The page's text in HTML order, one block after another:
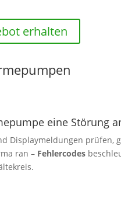
erhalten
eine Störung
Displaymeldungen prüfen,
ran – Fehlercodes